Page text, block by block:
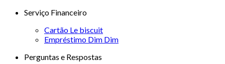
Serviço Financeiro
Cartão Le biscuit
Empréstimo Dim Dim
Perguntas e Respostas